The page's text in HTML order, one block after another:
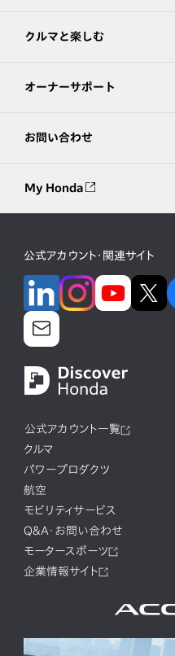
クルマと楽しむ
オーナーサポート
お問い合わせ
My Honda
公式アカウント・関連サイト
公式アカウント一覧
クルマ
パワープロダクツ
航空
モビリティサービス
Q&A・お問い合わせ
モータースポーツ
企業情報サイト